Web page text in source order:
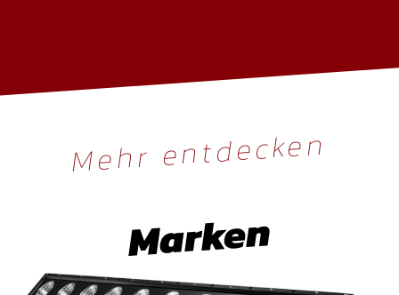
Mehr entdecken
Marken